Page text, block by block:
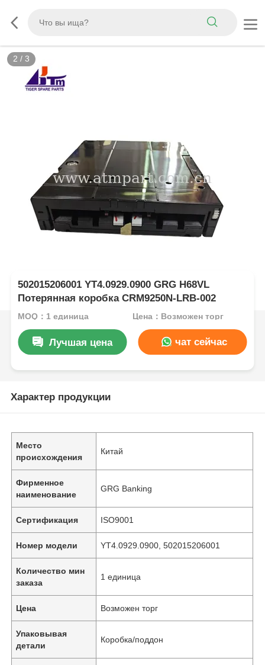
2 / 3
502015206001 YT4.0929.0900 GRG H68VL
Потерянная коробка CRM9250N-LRB-002
MOQ：1 единица Цена：Возможен торг
Лучшая цена чат сейчас
Характер продукции
Место
происхождения
Китай
Фирменное
наименование
GRG Banking
Сертификация ISO9001
Номер модели YT4.0929.0900, 502015206001
Количество мин
заказа
1 единица
Цена Возможен торг
Упаковывая
детали
Коробка/поддон